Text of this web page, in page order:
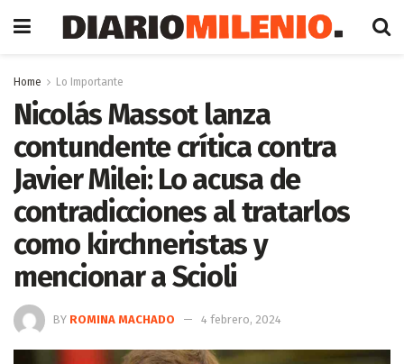
Home Lo Importante
Nicolás Massot lanza
contundente crítica contra
Javier Milei: Lo acusa de
contradicciones al tratarlos
como kirchneristas y
mencionar a Scioli
BY ROMINA MACHADO 4 febrero, 2024